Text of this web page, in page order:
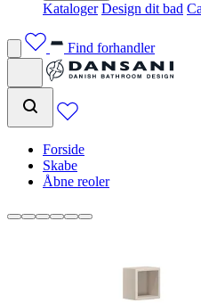
Kataloger Design dit bad
Find forhandler
Forside
Skabe
Åbne reoler